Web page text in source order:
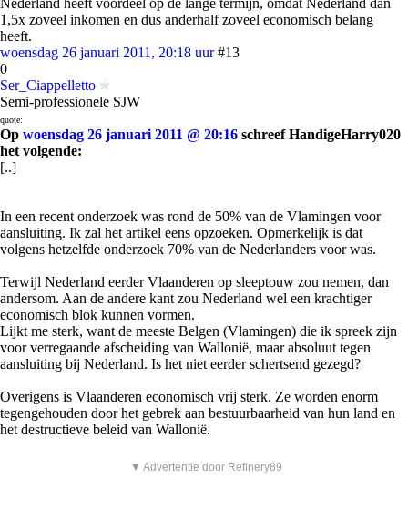
Nederland heeft voordeel op de lange termijn, omdat Nederland dan
1,5x zoveel inkomen en dus anderhalf zoveel economisch belang
heeft.
woensdag 26 januari 2011, 20:18 uur #13
0
Ser_Ciappelletto
Semi-professionele SJW
quote:
Op woensdag 26 januari 2011 @ 20:16 schreef HandigeHarry020
het volgende:
[..]
In een recent onderzoek was rond de 50% van de Vlamingen voor
aansluiting. Ik zal het artikel eens opzoeken. Opmerkelijk is dat
volgens hetzelfde onderzoek 70% van de Nederlanders voor was.
Terwijl Nederland eerder Vlaanderen op sleeptouw zou nemen, dan
andersom. Aan de andere kant zou Nederland wel een krachtiger
economisch blok kunnen vormen.
Lijkt me sterk, want de meeste Belgen (Vlamingen) die ik spreek zijn
voor verregaande afscheiding van Wallonië, maar absoluut tegen
aansluiting bij Nederland. Is het niet eerder schertsend gezegd?
Overigens is Vlaanderen economisch vrij sterk. Ze worden enorm
tegengehouden door het gebrek aan bestuurbaarheid van hun land en
het destructieve beleid van Wallonië.
▼ Advertentie door Refinery89